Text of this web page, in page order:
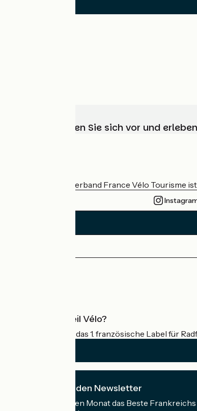
Wählen, bereiten Sie sich vor und
Der nationale Verband France Vélo Tourisme
Was ist Accueil Vélo?
Accueil Vélo ist das 1. französische Label für
Ich abonniere den Newsletter
Erhalten Sie jeden Monat das Beste